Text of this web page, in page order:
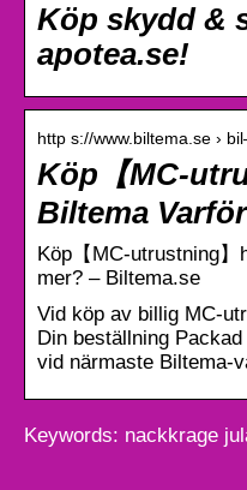
Köp skydd &
apotea.se!
http s://www.biltema.se ›
Köp【MC-
Biltema
Köp【MC-utrustning
mer? – Biltema.se
Vid köp av billig MC-
Din beställning
vid närmaste Biltema-
Keywords: nackkrage